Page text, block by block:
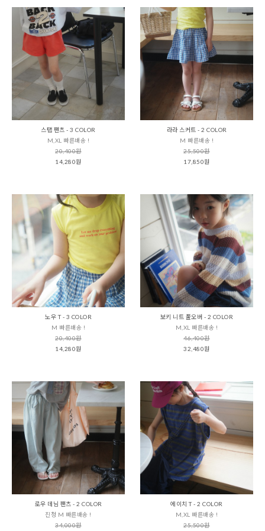
스탭 팬츠 - 3 COLOR
M,XL 빠른배송 !
20,400원
14,280원
라라 스커트 - 2 COLOR
M 빠른배송 !
25,500원
17,850원
노우 T - 3 COLOR
M 빠른배송 !
20,400원
14,280원
보키 니트 풀오버 - 2 COLOR
M,XL 빠른배송 !
46,400원
32,480원
로우 데님 팬츠 - 2 COLOR
진청 M 빠른배송 !
34,000원
에이치 T - 2 COLOR
M,XL 빠른배송 !
25,500원